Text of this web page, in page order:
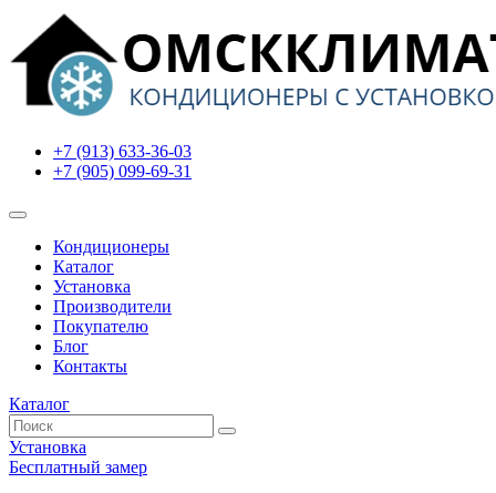
+7 (913) 633-36-03
+7 (905) 099-69-31
Кондиционеры
Каталог
Установка
Производители
Покупателю
Блог
Контакты
Каталог
Установка
Бесплатный замер